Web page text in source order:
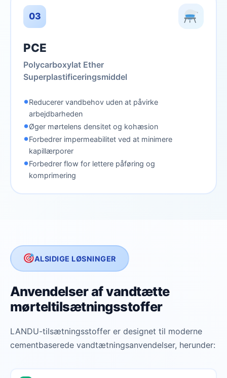
03
PCE
Polycarboxylat Ether
Superplastificeringsmiddel
•Reducerer vandbehov uden at påvirke
arbejdbarheden
•Øger mørtelens densitet og kohæsion
•Forbedrer impermeabilitet ved at minimere
kapillærporer
•Forbedrer flow for lettere påføring og
komprimering
ALSIDIGE LØSNINGER
Anvendelser af vandtætte
mørteltilsætningsstoffer
LANDU-tilsætningsstoffer er designet til moderne
cementbaserede vandtætningsanvendelser, herunder: